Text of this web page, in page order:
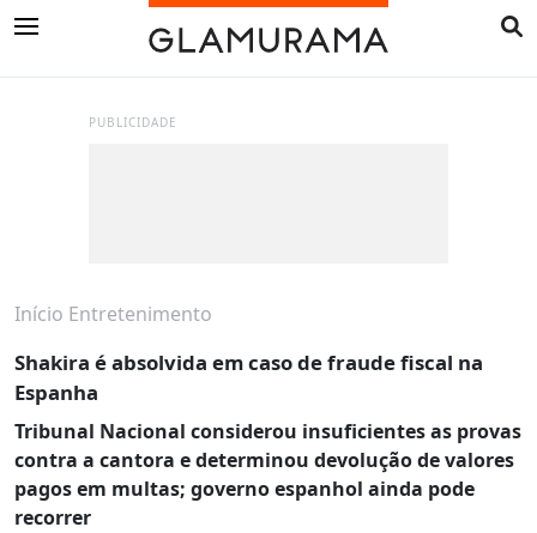
PUBLICIDADE
Início Entretenimento
Shakira é absolvida em caso de fraude fiscal na
Espanha
Tribunal Nacional considerou insuficientes as provas
contra a cantora e determinou devolução de valores
pagos em multas; governo espanhol ainda pode
recorrer